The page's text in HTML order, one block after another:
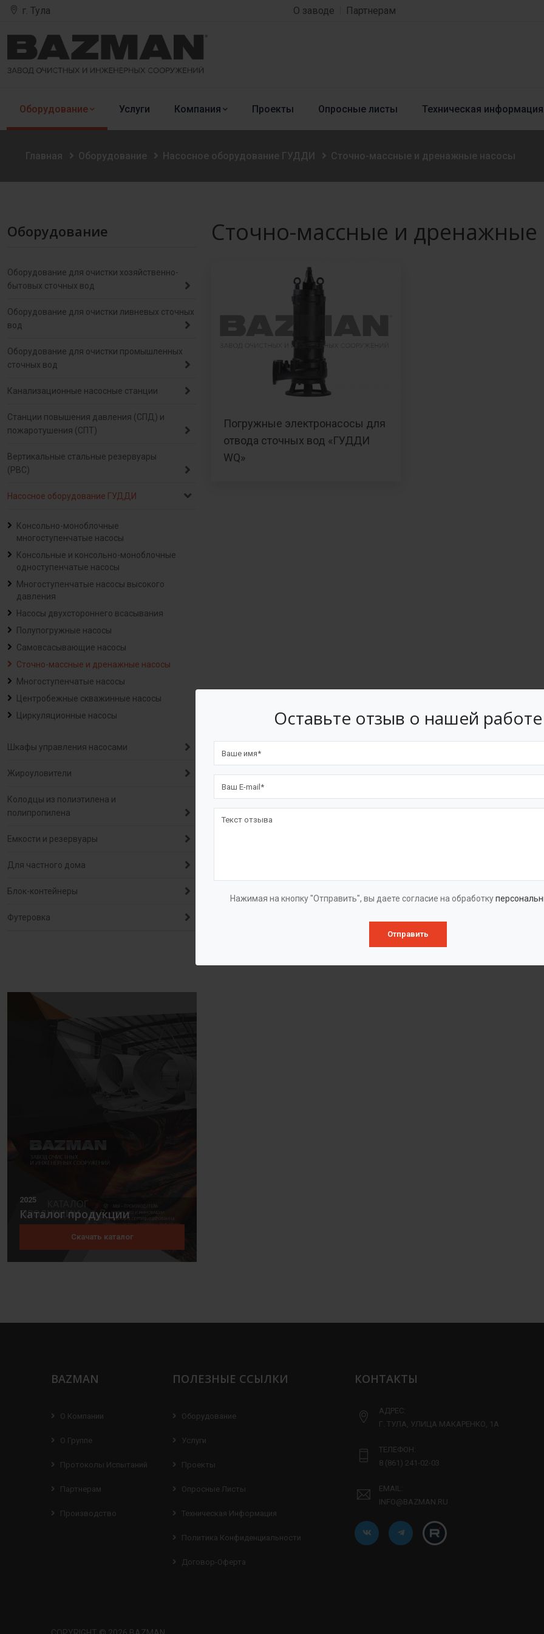
Оставьте отзыв о нашей работе
Нажимая на кнопку "Отправить", вы даете согласие на обработку
Отправить
г. Тула О заводе Партнерам
Оборудование Услуги Компания Проекты Опросные листы Техническая информация
Главная Оборудование Насосное оборудование ГУДДИ Сточно-массные и дренажные насосы
Оборудование
Оборудование для очистки хозяйственно-
бытовых сточных вод
Оборудование для очистки ливневых сточных
вод
Оборудование для очистки промышленных
сточных вод
Канализационные насосные станции
Станции повышения давления (СПД) и
пожаротушения (СПТ)
Вертикальные стальные резервуары
(РВС)
Насосное оборудование ГУДДИ
Консольно-моноблочные
многоступенчатые насосы
Консольные и консольно-моноблочные
одноступенчатые насосы
Многоступенчатые насосы высокого
давления
Насосы двухстороннего всасывания
Полупогружные насосы
Самовсасывающие насосы
Сточно-массные и дренажные насосы
Многоступенчатые насосы
Центробежные скважинные насосы
Циркуляционные насосы
Шкафы управления насосами
Жироуловители
Колодцы из полиэтилена и
полипропилена
Емкости и резервуары
Для частного дома
Блок-контейнеры
Футеровка
2025
Каталог продукции
Скачать каталог
Сточно-массные и дренажные
Погружные электронасосы для
отвода сточных вод «ГУДДИ
WQ»
BAZMAN
О Компании
О Группе
Протоколы Испытаний
Партнерам
Производство
ПОЛЕЗНЫЕ ССЫЛКИ
Оборудование
Услуги
Проекты
Опросные Листы
Техническая Информация
Политика Конфиденциальности
Договор-Оферта
КОНТАКТЫ
АДРЕС:
Г. ТУЛА, УЛИЦА МАКАРЕНКО, 1А
ТЕЛЕФОН:
8 (861) 241-02-03
EMAIL:
INFO@BAZMAN.RU